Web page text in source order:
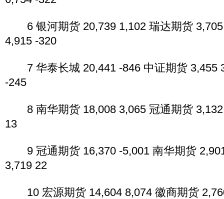
6 银河期货 20,739 1,102 瑞达期货 3,705
4,915 -320
7 华泰长城 20,441 -846 中证期货 3,455
-245
8 南华期货 18,008 3,065 冠通期货 3,132
13
9 冠通期货 16,370 -5,001 南华期货
3,719 22
10 宏源期货 14,604 8,074 徽商期货